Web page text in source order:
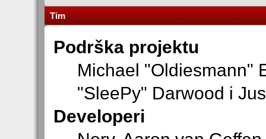
Tim
Podrška projektu
Michael "Oldiesmann"
"SleePy" Darwood i
Developeri